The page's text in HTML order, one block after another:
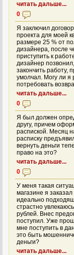
читать дальше...
0
Я заключил
проекта для моей
размере 25 % от
дизайнера, после
приступить к
дизайнер
закончить работу,
умолчал. Могу ли я
потребовать
читать дальше...
0
Я был должен
другу, причем
распиской. Месяц
расписку
вернуть деньги
право на это?
читать дальше...
0
У меня такая
магазине я
идеально
страстно
рублей. Внес
поступил. Уже
мне поступить в
это быть
деньги?
читать дальше...